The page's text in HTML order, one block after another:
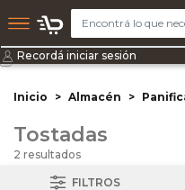
Recordá iniciar sesión
Inicio Almacén
Tostadas
2 resultados
FILTROS